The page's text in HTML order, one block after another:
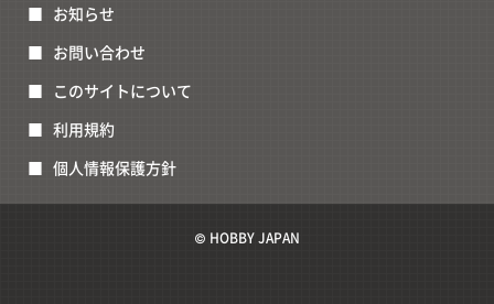
お知らせ
お問い合わせ
このサイトについて
利用規約
個人情報保護方針
© HOBBY JAPAN